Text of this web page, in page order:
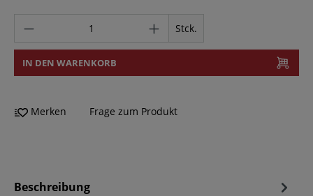
Stck.
IN DEN WARENKORB
Merken Frage zum Produkt
Beschreibung